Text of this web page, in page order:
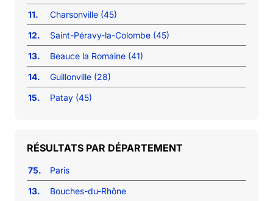
11.
Charsonville (45)
12.
Saint-Péravy-la-Colombe (45)
13.
Beauce la Romaine (41)
14.
Guillonville (28)
15.
Patay (45)
RÉSULTATS PAR DÉPARTEMENT
75.
Paris
13.
Bouches-du-Rhône